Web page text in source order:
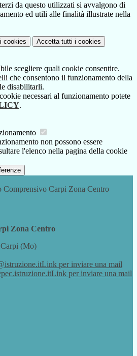
da questo utilizzati si avvalgono di
ed utili alle finalità illustrate nella
i cookies Accetta tutti i cookies
scegliere quali cookie consentire.
che consentono il funzionamento della
disabilitarli.
necessari al funzionamento potete
.
non possono essere
l'elenco nella pagina della cookie
Comprensivo Carpi Zona Centro
Zona Centro
(Mo)
Link per inviare una mail
Link per inviare una mail